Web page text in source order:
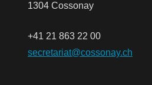
1304 Cossonay
+41 21 863 22 00
secretariat@cossonay.ch